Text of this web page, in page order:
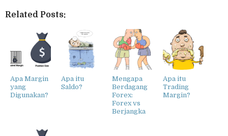
Related Posts:
Apa Margin
yang
Digunakan?
Apa itu
Saldo?
Mengapa
Berdagang
Forex:
Forex vs
Berjangka
Apa itu
Trading
Margin?